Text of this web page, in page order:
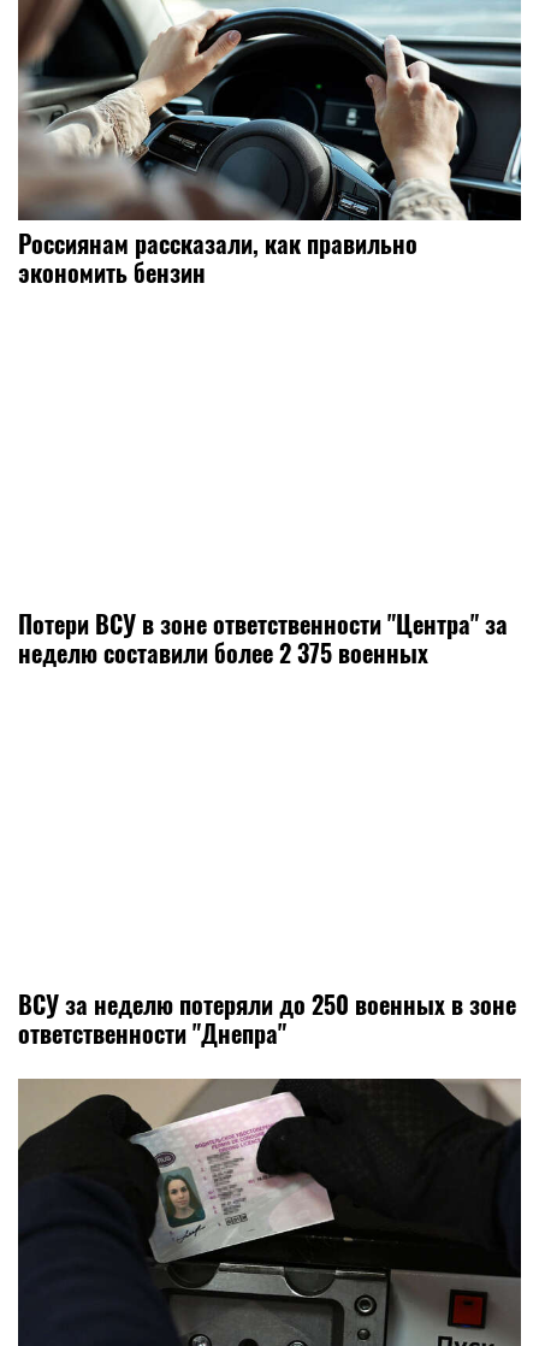
Россиянам рассказали, как правильно
экономить бензин
Потери ВСУ в зоне ответственности "Центра" за
неделю составили более 2 375 военных
ВСУ за неделю потеряли до 250 военных в зоне
ответственности "Днепра"